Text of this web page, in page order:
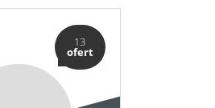
13
ofert